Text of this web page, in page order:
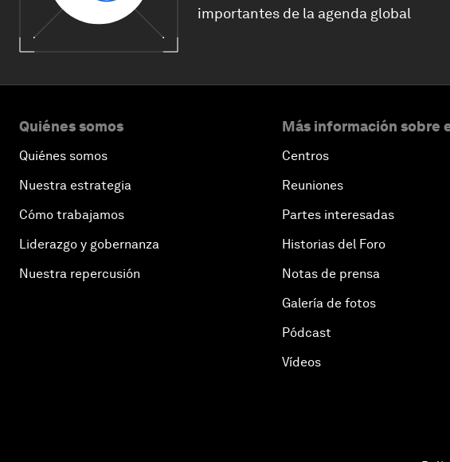
importantes de la agenda global
Quiénes somos
Quiénes somos
Nuestra estrategia
Cómo trabajamos
Liderazgo y gobernanza
Nuestra repercusión
Más información sobre
Centros
Reuniones
Partes interesadas
Historias del Foro
Notas de prensa
Galería de fotos
Pódcast
Vídeos